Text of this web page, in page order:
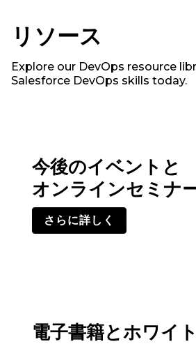
リソース
Explore our DevOps resource
Salesforce DevOps skills today.
今後のイベントと
オンラインセミナ
さらに詳しく
電子書籍とホワイ